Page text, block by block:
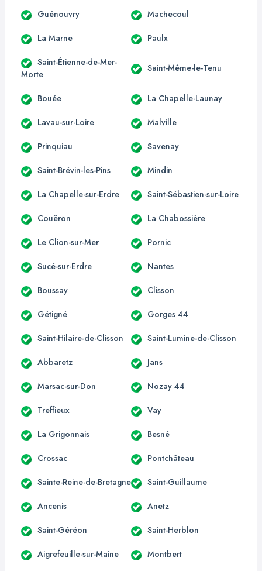
Guénouvry Machecoul
La Marne Paulx
Saint-Étienne-de-Mer-
Morte
Saint-Même-le-Tenu
Bouée La Chapelle-Launay
Lavau-sur-Loire Malville
Prinquiau Savenay
Saint-Brévin-les-Pins Mindin
La Chapelle-sur-Erdre Saint-Sébastien-sur-Loire
Couëron La Chabossière
Le Clion-sur-Mer Pornic
Sucé-sur-Erdre Nantes
Boussay Clisson
Gétigné Gorges 44
Saint-Hilaire-de-Clisson Saint-Lumine-de-Clisson
Abbaretz Jans
Marsac-sur-Don Nozay 44
Treffieux Vay
La Grigonnais Besné
Crossac Pontchâteau
Sainte-Reine-de-Bretagne Saint-Guillaume
Ancenis Anetz
Saint-Géréon Saint-Herblon
Aigrefeuille-sur-Maine Montbert